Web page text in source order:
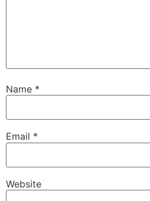
Name *
Email *
Website